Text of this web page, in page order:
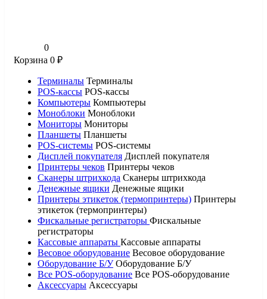
0
Корзина 0 ₽
Терминалы Терминалы
POS-кассы POS-кассы
Компьютеры Компьютеры
Моноблоки Моноблоки
Мониторы Мониторы
Планшеты Планшеты
POS-системы POS-системы
Дисплей покупателя Дисплей покупателя
Принтеры чеков Принтеры чеков
Сканеры штрихкода Сканеры штрихкода
Денежные ящики Денежные ящики
Принтеры этикеток (термопринтеры) Принтеры
этикеток (термопринтеры)
Фискальные регистраторы Фискальные
регистраторы
Кассовые аппараты Кассовые аппараты
Весовое оборудование Весовое оборудование
Оборудование Б/У Оборудование Б/У
Все POS-оборудование Все POS-оборудование
Аксессуары Аксессуары